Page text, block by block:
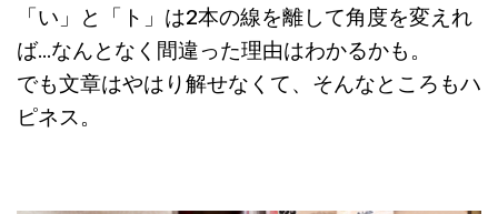
「い」と「ト」は2本の線を離して角度を変えれ
ば…なんとなく間違った理由はわかるかも。
でも文章はやはり解せなくて、そんなところもハ
ピネス。